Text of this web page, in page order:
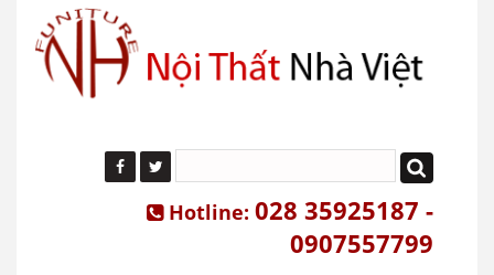
Hotline: 028 35925187 -
0907557799